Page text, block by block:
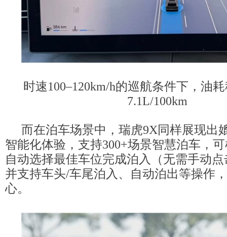
时速100–120km/h的巡航条件下，油
7.1L/100km
而在泊车场景中，瑞虎9X同样展现出
智能化体验，支持300+场景智慧泊车，
自动选择最佳车位完成泊入（无需手动
并支持车头/车尾泊入、自动泊出等操作
心。